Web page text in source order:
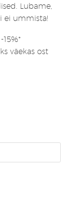
Lubame,
ei ummista!
väekas ost